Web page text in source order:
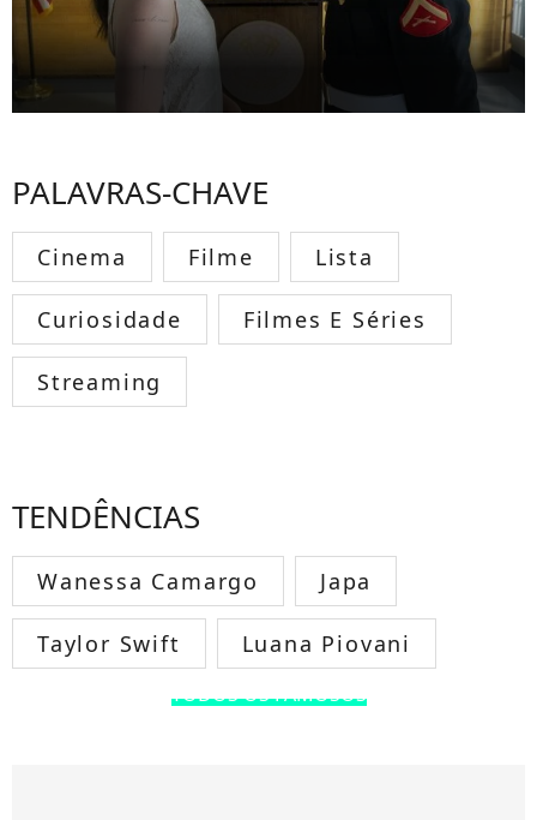
PALAVRAS-CHAVE
Cinema Filme Lista
Curiosidade Filmes E Séries
Streaming
TENDÊNCIAS
Wanessa Camargo Japa
Taylor Swift Luana Piovani
TODOS OS FAMOSOS